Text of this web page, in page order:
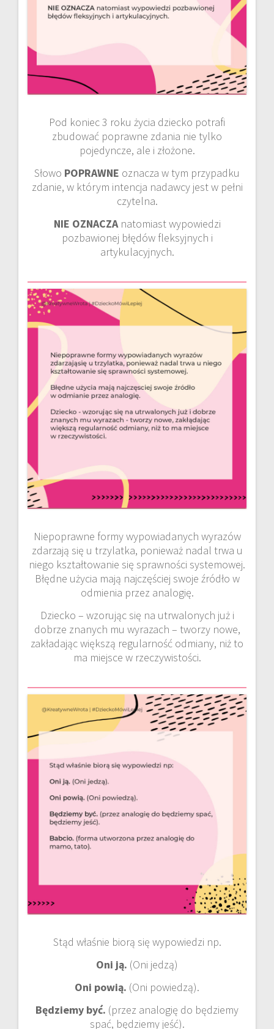
Pod koniec 3 roku życia dziecko potrafi
zbudować poprawne zdania nie tylko
pojedyncze, ale i złożone.
Słowo POPRAWNE oznacza w tym przypadku
zdanie, w którym intencja nadawcy jest w pełni
czytelna.
NIE OZNACZAnatomiast wypowiedzi
pozbawionej błędów fleksyjnych i
artykulacyjnych.
Niepoprawne formy wypowiadanych wyrazów
zdarzają się u trzylatka, ponieważ nadal trwa u
niego kształtowanie się sprawności systemowej.
Błędne użycia mają najczęściej swoje źródło w
odmienia przez analogię.
Dziecko – wzorując się na utrwalonych już i
dobrze znanych mu wyrazach – tworzy nowe,
zakładając większą regularność odmiany, niż to
ma miejsce w rzeczywistości.
Stąd właśnie biorą się wypowiedzi np.
Oni ją. (Oni jedzą)
Oni powią. (Oni powiedzą).
Będziemy być. (przez analogię do będziemy
spać, będziemy jeść).